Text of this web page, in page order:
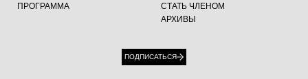
ПРОГРАММА
СТАТЬ ЧЛЕНОМ
АРХИВЫ
ПОДПИСАТЬСЯ